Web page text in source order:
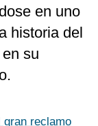
en uno
historia del
su
gran reclamo